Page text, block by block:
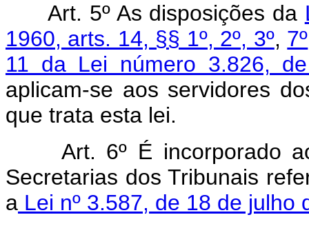
Art. 5º As disposições da
1960, arts. 14, §§ 1º, 2º, 3º, 7º
11 da Lei número 3.826,
aplicam-se aos servidores
que trata esta lei.
Art. 6º É incorporado
Secretarias dos Tribunais
a Lei nº 3.587, de 18 de julho